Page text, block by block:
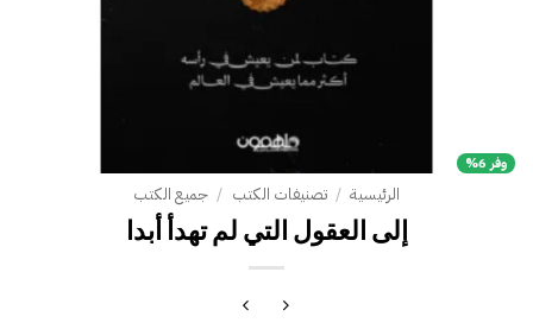
وفر 6%
الرئيسية / تصنيفات الكتب / جميع الكتب
إلى العقول التي لم تهدأ أبدا